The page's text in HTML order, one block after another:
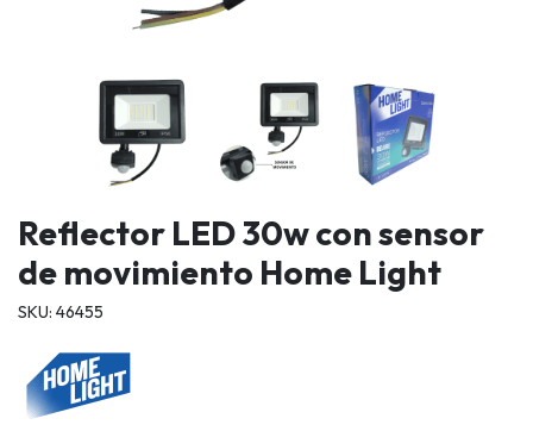
Reflector LED 30w con sensor
de movimiento Home Light
SKU: 46455